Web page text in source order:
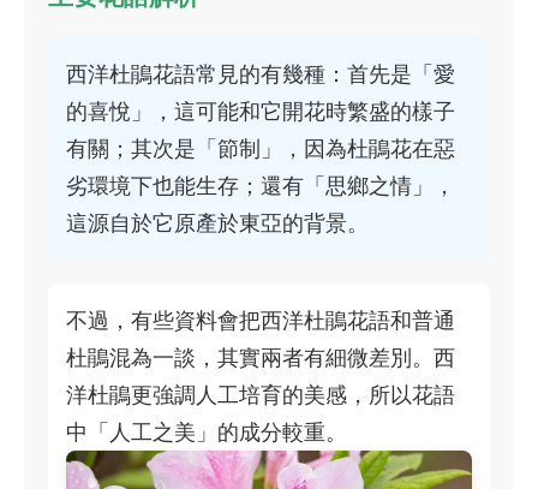
西洋杜鵑花語常見的有幾種：首先是「愛
的喜悅」，這可能和它開花時繁盛的樣子
有關；其次是「節制」，因為杜鵑花在惡
劣環境下也能生存；還有「思鄉之情」，
這源自於它原產於東亞的背景。
不過，有些資料會把西洋杜鵑花語和普通
杜鵑混為一談，其實兩者有細微差別。西
洋杜鵑更強調人工培育的美感，所以花語
中「人工之美」的成分較重。